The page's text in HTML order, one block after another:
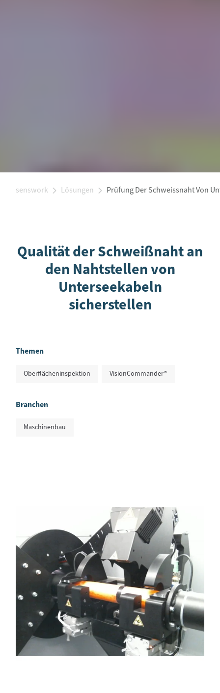
senswork Lösungen Prüfung Der Schweissnaht Von
Qualität der Schweißnaht an
den Nahtstellen von
Unterseekabeln
sicherstellen
Themen
Oberflächeninspektion VisionCommander®
Branchen
Maschinenbau